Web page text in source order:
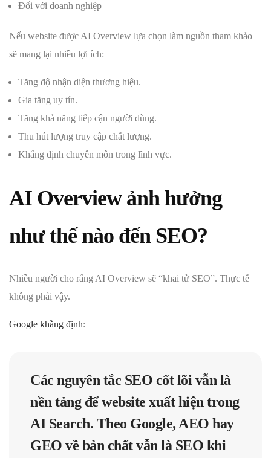
Đối với doanh nghiệp
Nếu website được AI Overview lựa chọn làm nguồn tham khảo
sẽ mang lại nhiều lợi ích:
Tăng độ nhận diện thương hiệu.
Gia tăng uy tín.
Tăng khả năng tiếp cận người dùng.
Thu hút lượng truy cập chất lượng.
Khẳng định chuyên môn trong lĩnh vực.
AI Overview ảnh hưởng
như thế nào đến SEO?
Nhiều người cho rằng AI Overview sẽ “khai tử SEO”. Thực tế
không phải vậy.
Google khẳng định:
Các nguyên tắc SEO cốt lõi vẫn là
nền tảng để website xuất hiện trong
AI Search. Theo Google, AEO hay
GEO về bản chất vẫn là SEO khi